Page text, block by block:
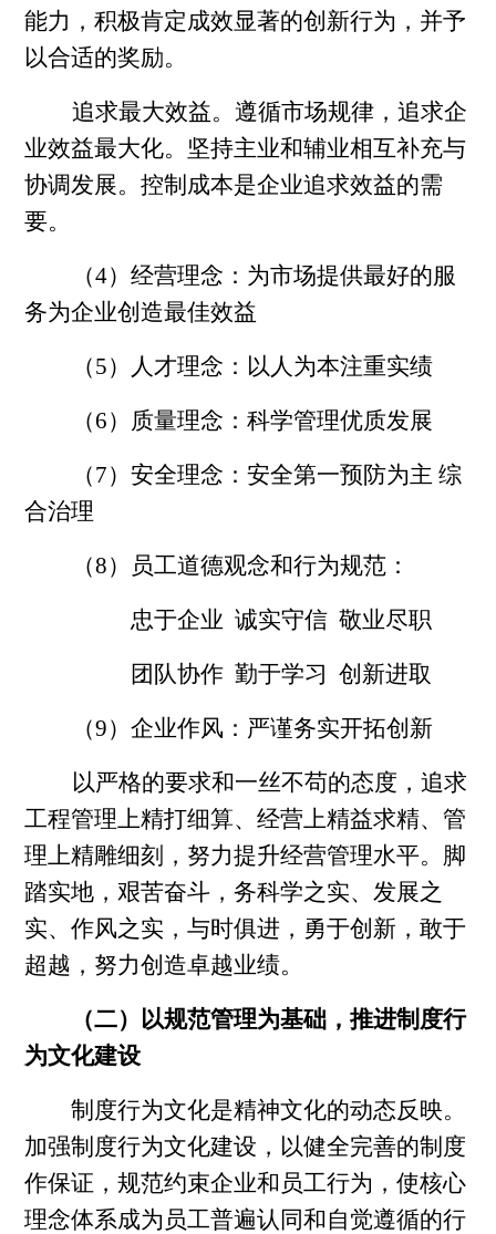
能力，积极肯定成效显著的创新行为，并予
以合适的奖励。
追求最大效益。遵循市场规律，追求企
业效益最大化。坚持主业和辅业相互补充与
协调发展。控制成本是企业追求效益的需
要。
（4）经营理念：为市场提供最好的服
务为企业创造最佳效益
（5）人才理念：以人为本注重实绩
（6）质量理念：科学管理优质发展
（7）安全理念：安全第一预防为主 综
合治理
（8）员工道德观念和行为规范：
忠于企业 诚实守信 敬业尽职
团队协作 勤于学习 创新进取
（9）企业作风：严谨务实开拓创新
以严格的要求和一丝不苟的态度，追求
工程管理上精打细算、经营上精益求精、管
理上精雕细刻，努力提升经营管理水平。脚
踏实地，艰苦奋斗，务科学之实、发展之
实、作风之实，与时俱进，勇于创新，敢于
超越，努力创造卓越业绩。
（二）以规范管理为基础，推进制度行
为文化建设
制度行为文化是精神文化的动态反映。
加强制度行为文化建设，以健全完善的制度
作保证，规范约束企业和员工行为，使核心
理念体系成为员工普遍认同和自觉遵循的行